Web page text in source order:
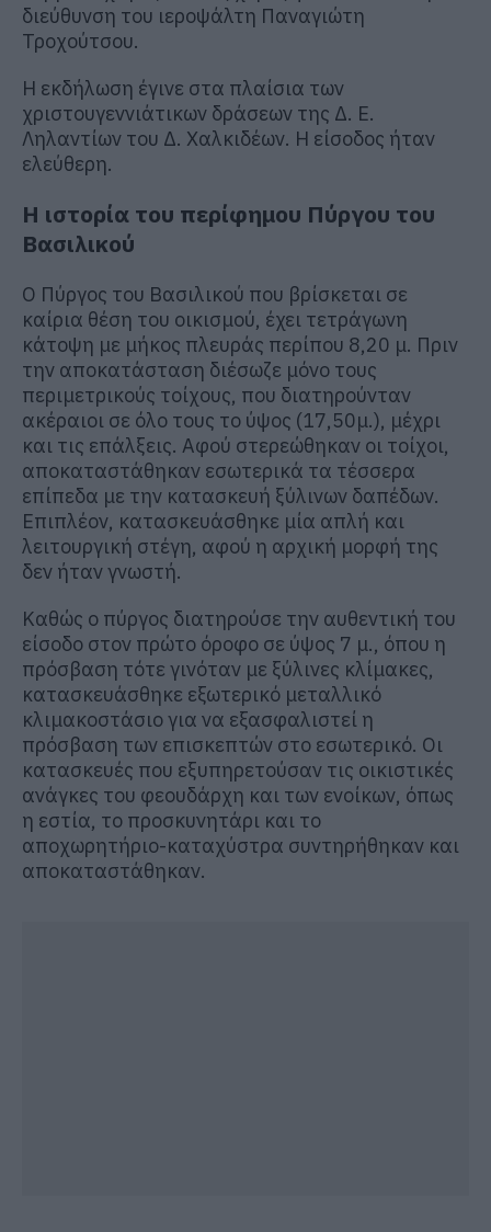
διεύθυνση του ιεροψάλτη Παναγιώτη
Τροχούτσου.
Η εκδήλωση έγινε στα πλαίσια των
χριστουγεννιάτικων δράσεων της Δ. Ε.
Ληλαντίων του Δ. Χαλκιδέων. Η είσοδος ήταν
ελεύθερη.
Η ιστορία του περίφημου Πύργου του
Βασιλικού
Ο Πύργος του Βασιλικού που βρίσκεται σε
καίρια θέση του οικισμού, έχει τετράγωνη
κάτοψη με μήκος πλευράς περίπου 8,20 μ. Πριν
την αποκατάσταση διέσωζε μόνο τους
περιμετρικούς τοίχους, που διατηρούνταν
ακέραιοι σε όλο τους το ύψος (17,50μ.), μέχρι
και τις επάλξεις. Αφού στερεώθηκαν οι τοίχοι,
αποκαταστάθηκαν εσωτερικά τα τέσσερα
επίπεδα με την κατασκευή ξύλινων δαπέδων.
Επιπλέον, κατασκευάσθηκε μία απλή και
λειτουργική στέγη, αφού η αρχική μορφή της
δεν ήταν γνωστή.
Καθώς ο πύργος διατηρούσε την αυθεντική του
είσοδο στον πρώτο όροφο σε ύψος 7 μ., όπου η
πρόσβαση τότε γινόταν με ξύλινες κλίμακες,
κατασκευάσθηκε εξωτερικό μεταλλικό
κλιμακοστάσιο για να εξασφαλιστεί η
πρόσβαση των επισκεπτών στο εσωτερικό. Οι
κατασκευές που εξυπηρετούσαν τις οικιστικές
ανάγκες του φεουδάρχη και των ενοίκων, όπως
η εστία, το προσκυνητάρι και το
αποχωρητήριο-καταχύστρα συντηρήθηκαν και
αποκαταστάθηκαν.